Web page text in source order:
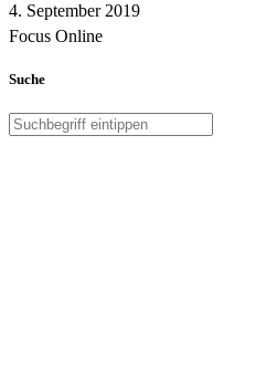
4. September 2019
Focus Online
Suche